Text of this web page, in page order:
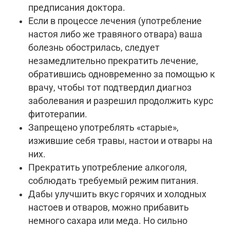
предписания доктора.
Если в процессе лечения (употребление
настоя либо же травяного отвара) ваша
болезнь обострилась, следует
незамедлительно прекратить лечение,
обратившись одновременно за помощью к
врачу, чтобы тот подтвердил диагноз
заболевания и разрешил продолжить курс
фитотерапии.
Запрещено употреблять «старые»,
изжившие себя травы, настои и отвары на
них.
Прекратить употребление алкоголя,
соблюдать требуемый режим питания.
Дабы улучшить вкус горячих и холодных
настоев и отваров, можно прибавить
немного сахара или меда. Но сильно